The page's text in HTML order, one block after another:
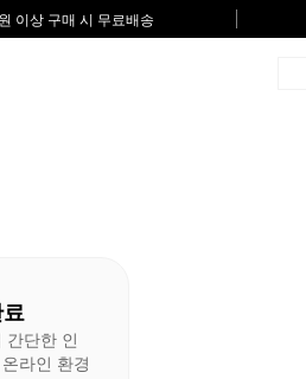
이상 구매 시 무료배송
단한 인
라인 환경